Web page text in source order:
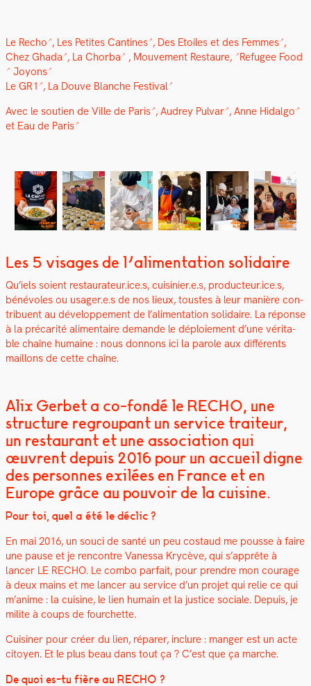
Le Recho , Les Petites Can­tines , Des Etoiles et des Femmes ,
Chez Gha­da , La Chor­ba , Mou­ve­ment Restau­re, Refugee Food
Joyons
Le GR1 , La Dou­ve Blanche Fes­ti­val
Avec le sou­tien de Ville de Paris , Audrey Pul­var , Anne Hidal­go
et Eau de Paris
Les 5 visages de l’alimentation solidaire
Qu’iels soient restaurateur.ice.s, cuisinier.e.s, producteur.ice.s,
bénév­oles ou usager.e.s de nos lieux, tou­stes à leur manière con­
tribuent au développe­ment de l’alimentation sol­idaire. La réponse
à la pré­car­ité ali­men­taire demande le déploiement d’une véri­ta­
ble chaîne humaine : nous don­nons ici la parole aux dif­férents
mail­lons de cette chaîne.
Alix Gerbet a co-fondé le RECHO, une
structure regroupant un service traiteur,
un restaurant et une association qui
œuvrent depuis 2016 pour un accueil digne
des personnes exilées en France et en
Europe grâce au pouvoir de la cuisine.
Pour toi, quel a été le déclic ?
En mai 2016, un souci de san­té un peu costaud me pousse à faire
une pause et je ren­con­tre Vanes­sa Krycève, qui s’apprête à
lancer LE RECHO. Le com­bo par­fait, pour pren­dre mon courage
à deux mains et me lancer au ser­vice d’un pro­jet qui relie ce qui
m’anime : la cui­sine, le lien humain et la jus­tice sociale. Depuis, je
milite à coups de fourchette.
Cuisin­er pour créer du lien, répar­er, inclure : manger est un acte
citoyen. Et le plus beau dans tout ça ? C’est que ça marche.
De quoi es-tu fière au RECHO ?